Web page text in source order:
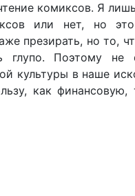
комиксов. Я
или нет, но
презирать, но то,
глупо. Поэтому не
культуры в наше
как финансовую,